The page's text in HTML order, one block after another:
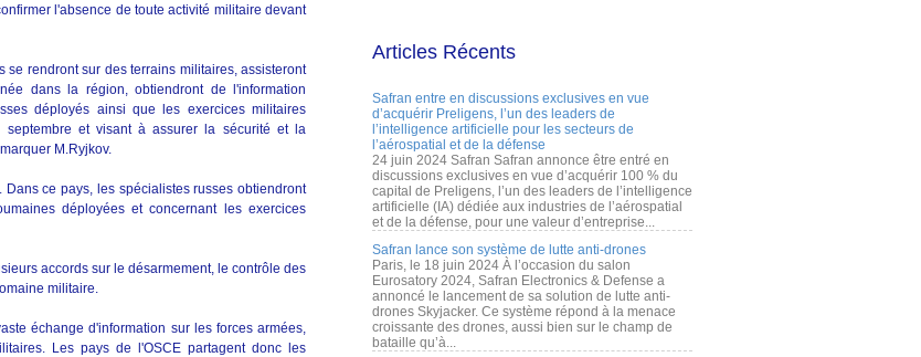
l'absence de toute activité militaire devant
rendront sur des terrains militaires, assisteront
dans la région, obtiendront de l'information
déployés ainsi que les exercices militaires
et visant à assurer la sécurité et la
M.Ryjkov.
ce pays, les spécialistes russes obtiendront
déployées et concernant les exercices
accords sur le désarmement, le contrôle des
militaire.
échange d'information sur les forces armées,
Les pays de l'OSCE partagent donc les
Articles Récents
Safran entre en discussions exclusives en vue
d’acquérir Preligens, l’un des leaders de
l’intelligence artificielle pour les secteurs de
l’aérospatial et de la défense
24 juin 2024 Safran Safran annonce être entré en
discussions exclusives en vue d’acquérir 100 % du
capital de Preligens, l’un des leaders de l’intelligence
artificielle (IA) dédiée aux industries de l’aérospatial
et de la défense, pour une valeur d’entreprise...
Safran lance son système de lutte anti-drones
Paris, le 18 juin 2024 À l’occasion du salon
Eurosatory 2024, Safran Electronics & Defense a
annoncé le lancement de sa solution de lutte anti-
drones Skyjacker. Ce système répond à la menace
croissante des drones, aussi bien sur le champ de
bataille qu’à...